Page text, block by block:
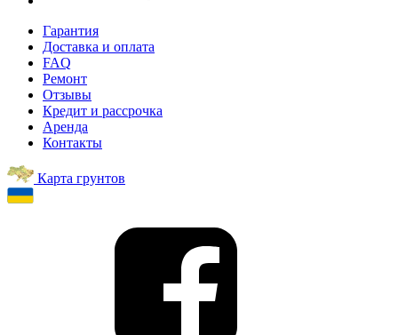
Гарантия
Доставка и оплата
FAQ
Ремонт
Отзывы
Кредит и рассрочка
Аренда
Контакты
Карта грунтов